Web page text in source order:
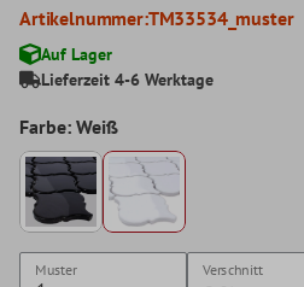
Artikelnummer:TM33534_muster
Auf Lager
Lieferzeit 4-6 Werktage
Farbe: Weiß
Muster Verschnitt